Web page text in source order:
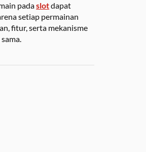
padaslotdapat
setiap permainan
fitur, serta mekanisme